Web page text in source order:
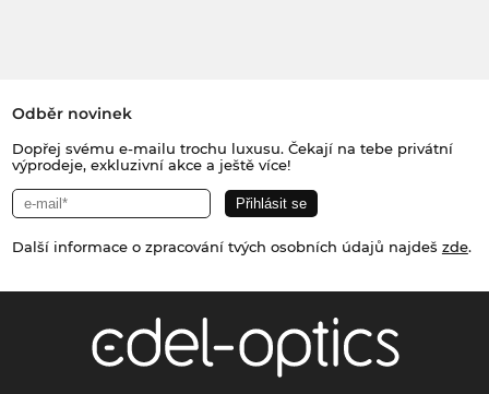
Odběr novinek
Dopřej svému e-mailu trochu luxusu. Čekají na tebe privátní
výprodeje, exkluzivní akce a ještě více!
Další informace o zpracování tvých osobních údajů najdeš zde.